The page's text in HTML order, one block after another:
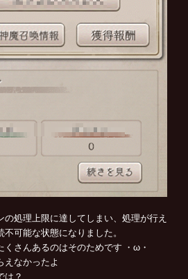
処理上限に達してしまい、処理が行え
可能な状態になりました。
さんあるのはそのためです ・ω・
えなかったよ
は？